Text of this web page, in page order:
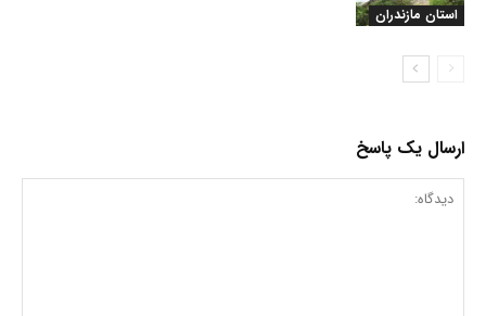
استان مازندران
ارسال یک پاسخ